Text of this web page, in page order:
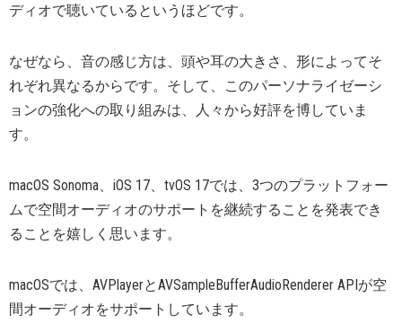
ディオで聴いているというほどです。
なぜなら、音の感じ方は、頭や耳の大きさ、形によってそ
れぞれ異なるからです。そして、このパーソナライゼーシ
ョンの強化への取り組みは、人々から好評を博していま
す。
macOS Sonoma、iOS 17、tvOS 17では、3つのプラットフォー
ムで空間オーディオのサポートを継続することを発表でき
ることを嬉しく思います。
macOSでは、AVPlayerとAVSampleBufferAudioRenderer APIが空
間オーディオをサポートしています。